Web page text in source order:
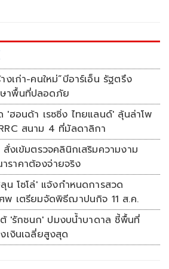
เก่า-คนใหม่”บีอาร์เอ็น รัฐตรึง
าพื้นที่ปลอดภัย
'ฮอนด้า เรซซิ่ง ไทยแลนด์' ลุ้นล่าโพ
สนาม 4 ที่มัลดาลิกา
สั่งเข้มตรวจคลินิกเสริมความงาม
ราคาต้องจ่ายจริง
น โซโล่' แจ้งกำหนดการสวด
พ เตรียมจัดพิธีฌาปนกิจ 11 ส.ค.
'รักชนก' ปมงบน้ำบาดาล ชี้พื้นที่
เงินเฉลี่ยสูงสุด